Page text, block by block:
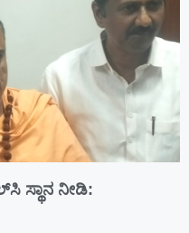
ಸ್ಥಾನ ನೀಡಿ: